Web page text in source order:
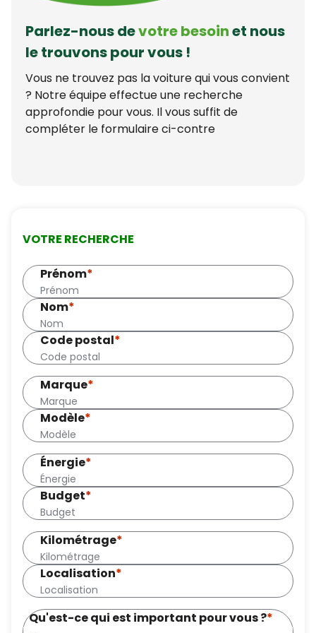
Parlez-nous devotre besoinet nous
le trouvons pour vous !
Vous ne trouvez pas la voiture qui vous convient
? Notre équipe effectue une recherche
approfondie pour vous. Il vous suffit de
compléter le formulaire ci-contre
VOTRE RECHERCHE
Prénom*
Nom*
Code postal*
Marque*
Modèle*
Énergie*
Budget*
Kilométrage*
Localisation*
Qu'est-ce qui est important pour vous ?*